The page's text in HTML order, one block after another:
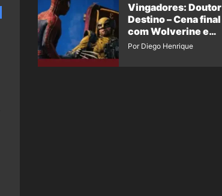
Vingadores: Doutor
Destino – Cena final
com Wolverine e
Homem-Aranha de
Por Diego Henrique